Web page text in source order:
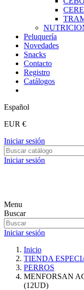
Peluquería
Novedades
Snacks
Contacto
Registro
Catálogos
Español
EUR €
Iniciar sesión
Iniciar sesión
Menu
Buscar
Iniciar sesión
Inicio
TIENDA
PERROS
MENFORSAN
(12UD)